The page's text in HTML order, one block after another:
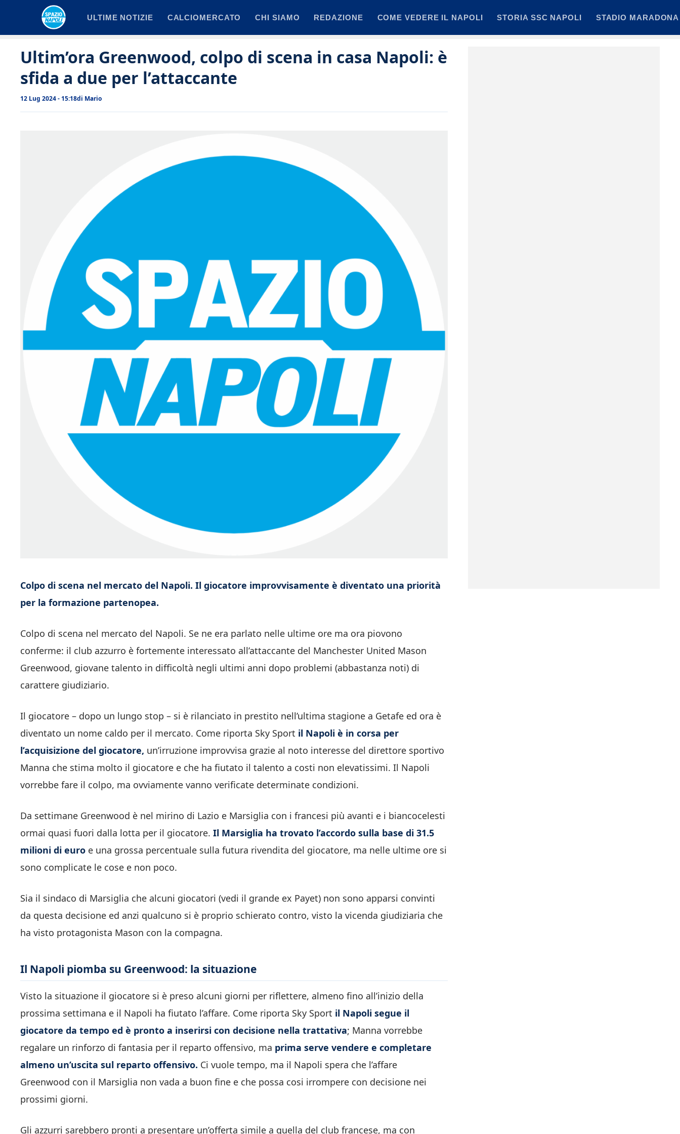
ULTIME NOTIZIE CALCIOMERCATO CHI SIAMO REDAZIONE COME VEDERE IL NAPOLI STORIA SSC NAPOLI STADIO MARADONA
Ultim’ora Greenwood, colpo di scena in casa Napoli: è
sfida a due per l’attaccante
12 Lug 2024 - 15:18di Mario
Colpo di scena nel mercato del Napoli. Il giocatore improvvisamente è diventato una priorità
per la formazione partenopea.
Colpo di scena nel mercato del Napoli. Se ne era parlato nelle ultime ore ma ora piovono
conferme: il club azzurro è fortemente interessato all’attaccante del Manchester United Mason
Greenwood, giovane talento in difficoltà negli ultimi anni dopo problemi (abbastanza noti) di
carattere giudiziario.
Il giocatore – dopo un lungo stop – si è rilanciato in prestito nell’ultima stagione a Getafe ed ora è
diventato un nome caldo per il mercato. Come riporta Sky Sport il Napoli è in corsa per
l’acquisizione del giocatore, un’irruzione improvvisa grazie al noto interesse del direttore sportivo
Manna che stima molto il giocatore e che ha fiutato il talento a costi non elevatissimi. Il Napoli
vorrebbe fare il colpo, ma ovviamente vanno verificate determinate condizioni.
Da settimane Greenwood è nel mirino di Lazio e Marsiglia con i francesi più avanti e i biancocelesti
ormai quasi fuori dalla lotta per il giocatore. Il Marsiglia ha trovato l’accordo sulla base di 31.5
milioni di euro e una grossa percentuale sulla futura rivendita del giocatore, ma nelle ultime ore si
sono complicate le cose e non poco.
Sia il sindaco di Marsiglia che alcuni giocatori (vedi il grande ex Payet) non sono apparsi convinti
da questa decisione ed anzi qualcuno si è proprio schierato contro, visto la vicenda giudiziaria che
ha visto protagonista Mason con la compagna.
Il Napoli piomba su Greenwood: la situazione
Visto la situazione il giocatore si è preso alcuni giorni per riflettere, almeno fino all’inizio della
prossima settimana e il Napoli ha fiutato l’affare. Come riporta Sky Sport il Napoli segue il
giocatore da tempo ed è pronto a inserirsi con decisione nella trattativa; Manna vorrebbe
regalare un rinforzo di fantasia per il reparto offensivo, ma prima serve vendere e completare
almeno un’uscita sul reparto offensivo. Ci vuole tempo, ma il Napoli spera che l’affare
Greenwood con il Marsiglia non vada a buon fine e che possa cosi irrompere con decisione nei
prossimi giorni.
Gli azzurri sarebbero pronti a presentare un’offerta simile a quella del club francese, ma con